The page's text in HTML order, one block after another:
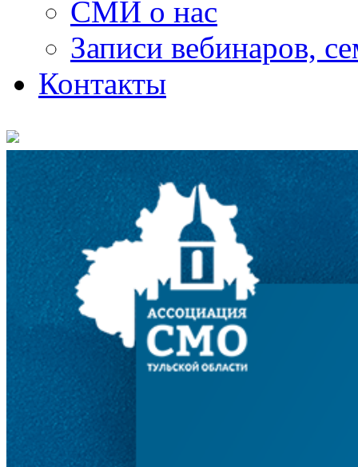
СМИ о нас
Записи вебинаров,
Контакты